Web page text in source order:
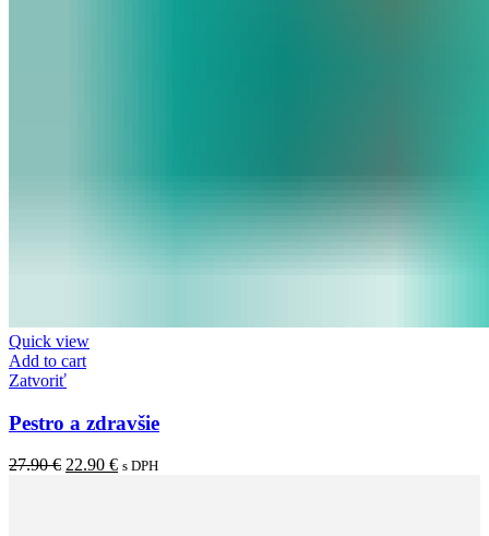
Quick view
Add to cart
Zatvoriť
Pestro a zdravšie
27.90€ 22.90 € s DPH